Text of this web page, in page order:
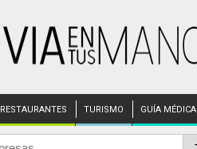
RESTAURANTES TURISMO GUÍA MÉDICA